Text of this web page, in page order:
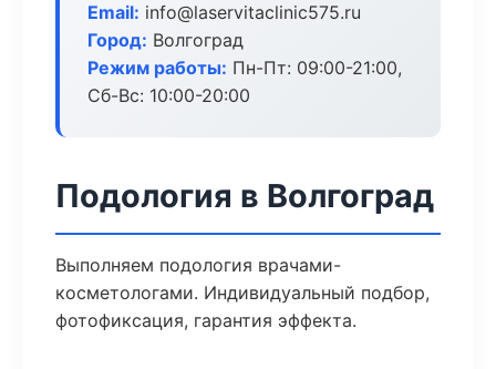
Email: info@laservitaclinic575.ru
Город: Волгоград
Режим работы: Пн-Пт: 09:00-21:00,
Сб-Вс: 10:00-20:00
Подология в Волгоград
Выполняем подология врачами-
косметологами. Индивидуальный подбор,
фотофиксация, гарантия эффекта.